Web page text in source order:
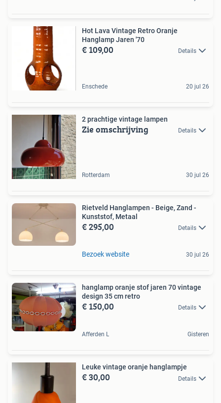
Hot Lava Vintage Retro Oranje
Hanglamp Jaren '70
€ 109,00 Details
Enschede 20 jul 26
2 prachtige vintage lampen
Zie omschrijving Details
Rotterdam 30 jul 26
Rietveld Hanglampen - Beige, Zand -
Kunststof, Metaal
€ 295,00 Details
Bezoek website 30 jul 26
hanglamp oranje stof jaren 70 vintage
design 35 cm retro
€ 150,00 Details
Afferden L Gisteren
Leuke vintage oranje hanglampje
€ 30,00 Details